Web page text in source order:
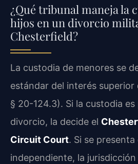
¿Qué tribunal maneja la
hijos en un divorcio
Chesterfield?
La custodia de menores se
estándar del interés superior
§ 20-124.3). Si la custodia
divorcio, la decide el
Circuit Court. Si se
independiente, la jurisdicción